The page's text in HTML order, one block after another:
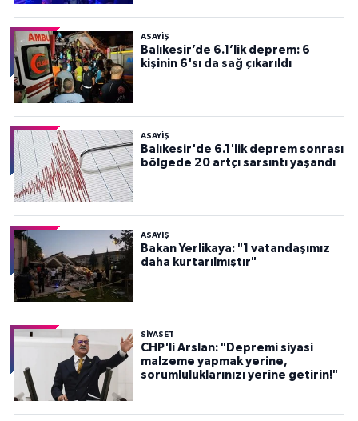
ASAYİŞ
Balıkesir’de 6.1’lik deprem: 6
kişinin 6'sı da sağ çıkarıldı
ASAYİŞ
Balıkesir'de 6.1'lik deprem sonrası
bölgede 20 artçı sarsıntı yaşandı
ASAYİŞ
Bakan Yerlikaya: "1 vatandaşımız
daha kurtarılmıştır"
SİYASET
CHP'li Arslan: "Depremi siyasi
malzeme yapmak yerine,
sorumluluklarınızı yerine getirin!"